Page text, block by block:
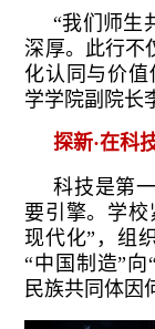
“我们师生
深厚。此行不
化认同与价
学学院副院长
探新·在科
科技是第
要引擎。学校
现代化”，组
“中国制造”
民族共同体因